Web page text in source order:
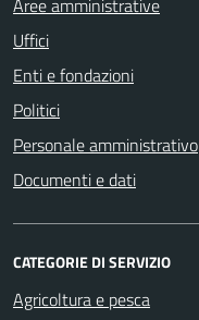
Aree amministrative
Uffici
Enti e fondazioni
Politici
Personale amministrativo
Documenti e dati
CATEGORIE DI SERVIZIO
Agricoltura e pesca